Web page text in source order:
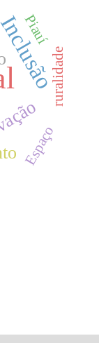
Espaço
ruralidade
Piauí